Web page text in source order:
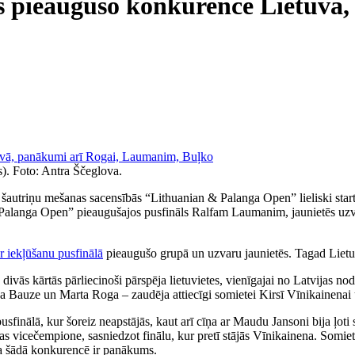
konkurencē
Foto: Antra Ščeglova.
mešanas sacensībās “Lithuanian & Palanga Open” lieliski
Open” pieaugušajos pusfināls Ralfam Laumanim, jaunietēs
iekļūšanu pusfinālā pieaugušo grupā un uzvaru jaunietēs. Tagad
kārtās pārliecinoši pārspēja lietuvietes, vienīgajai no Latvijas
Bauze un Marta Roga – zaudēja attiecīgi somietei Kirsī
kur šoreiz neapstājās, kaut arī cīņa ar Maudu Jansoni bija
vicečempione, sasniedzot finālu, kur pretī stājās Vīnikainena.
konkurencē ir panākums.